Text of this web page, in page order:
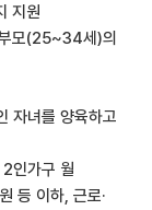
지원
모(25~34세)의
자녀를 양육하고
인가구 월
등 이하, 근로·